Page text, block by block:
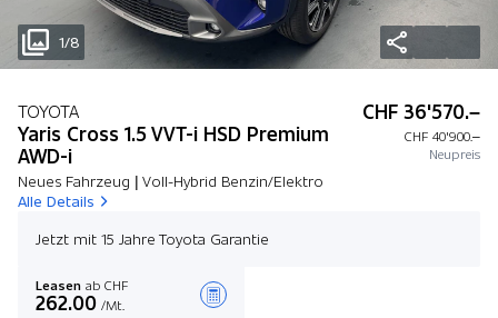
1/8
TOYOTA
Yaris Cross 1.5 VVT-i HSD Premium
AWD-i
Neues Fahrzeug | Voll-Hybrid Benzin/Elektro
Alle Details
CHF 36'570.–
CHF 40'900.–
Neupreis
Jetzt mit 15 Jahre Toyota Garantie
Leasen ab CHF
262.00 /Mt.